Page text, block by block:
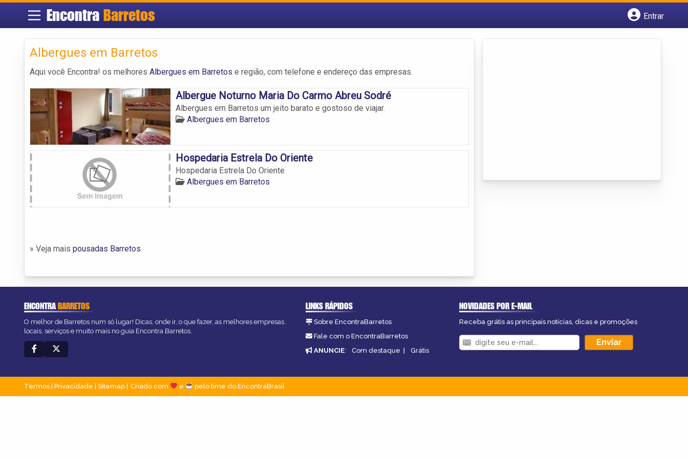
EncontraBarretos
Entrar
Albergues em Barretos
Aqui você Encontra! os melhores Albergues em Barretos e região, com telefone e endereço das empresas.
Albergue Noturno Maria Do Carmo Abreu Sodré
Albergues em Barretos um jeito barato e gostoso de viajar.
Albergues em Barretos
Hospedaria Estrela Do Oriente
Hospedaria Estrela Do Oriente
Albergues em Barretos
» Veja mais pousadas Barretos
ENCONTRABARRETOS
O melhor de Barretos num só lugar! Dicas, onde ir, o que fazer, as melhores empresas,
locais, serviços e muito mais no guia Encontra Barretos.
LINKS RÁPIDOS
Sobre EncontraBarretos
Fale com o EncontraBarretos
ANUNCIE: Com destaque | Grátis
NOVIDADES POR E-MAIL
Receba grátis as principais notícias, dicas e promoções
Termos Privacidade Sitemap Criado com e pelo time do EncontraBrasil